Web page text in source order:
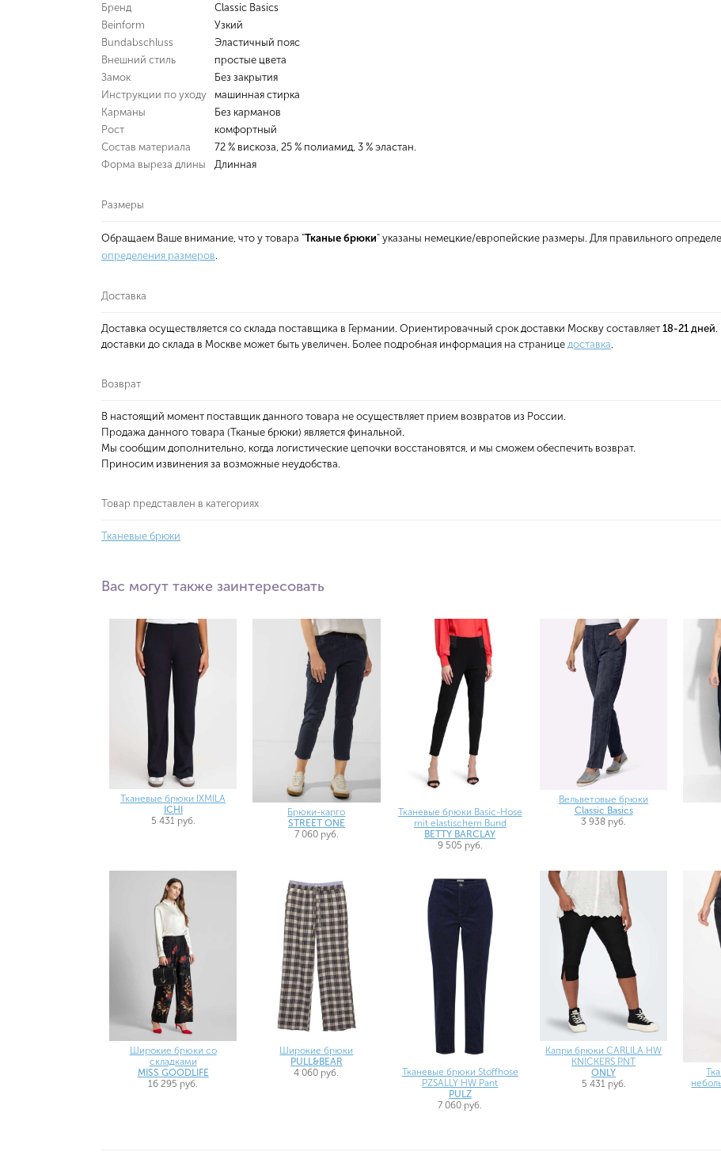
Бренд
Classic Basics
Beinform
Узкий
Bundabschluss
Эластичный пояс
Внешний стиль
простые цвета
Замок
Без закрытия
Инструкции по уходу
машинная стирка
Карманы
Без карманов
Рост
комфортный
Состав материала
72 % вискоза, 25 % полиамид, 3 % эластан.
Форма выреза длины
Длинная
Размеры
Обращаем Ваше внимание, что у товара "Тканые брюки" указаны немецкие/европейские размеры. Для правильного
определения размеров.
Доставка
Доставка осуществляется со склада поставщика в Германии. Ориентировачный срок доставки Москву составляет 18-21 дней.
доставки до склада в Москве может быть увеличен. Более подробная информация на странице доставка.
Возврат
В настоящий момент поставщик данного товара не осуществляет прием возвратов из России.
Продажа данного товара (Тканые брюки) является финальной.
Мы сообщим дополнительно, когда логистические цепочки восстановятся, и мы сможем обеспечить возврат.
Приносим извинения за возможные неудобства.
Товар представлен в категориях
Тканевые брюки
Вас могут также заинтересовать
Тканевые брюки IXMILA
ICHI
5 431 руб.
Брюки-карго
STREET ONE
7 060 руб.
Тканевые брюки Basic-Hose
mit elastischem Bund
BETTY BARCLAY
9 505 руб.
Вельветовые брюки
Classic Basics
3 938 руб.
Широкие брюки со
складками
MISS GOODLIFE
16 295 руб.
Широкие брюки
PULL&BEAR
4 060 руб.
Тканевые брюки Stoffhose
PZSALLY HW Pant
PULZ
7 060 руб.
Капри брюки CARLILA HW
KNICKERS PNT
ONLY
5 431 руб.